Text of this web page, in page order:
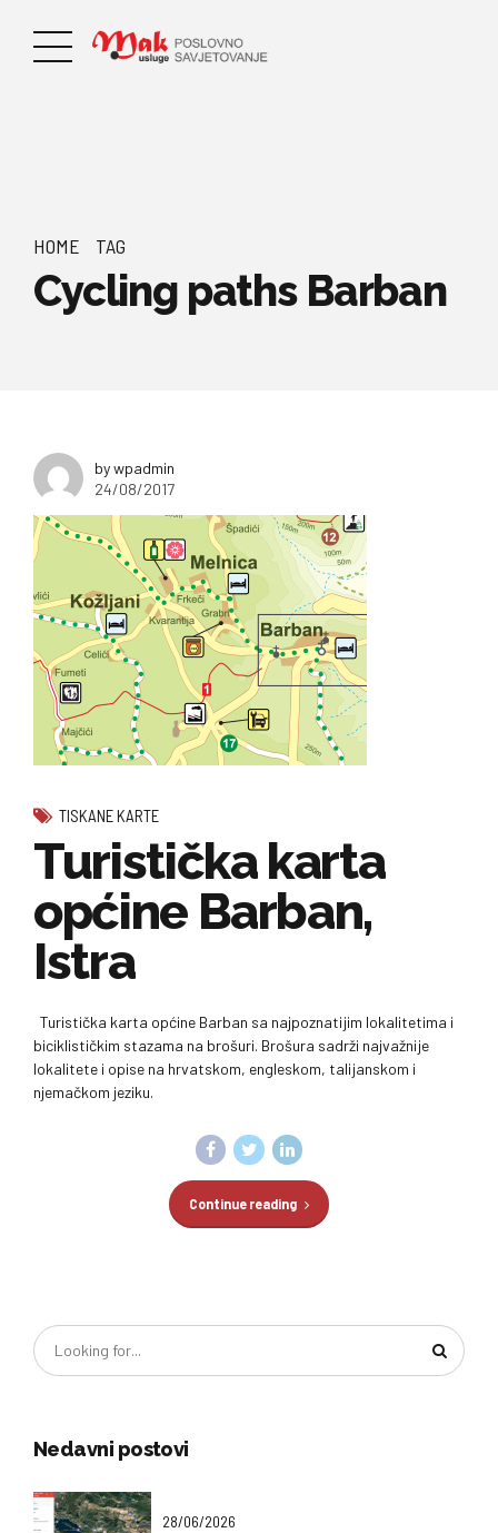
HOME TAG
Cycling paths Barban
by wpadmin
24/08/2017
TISKANE KARTE
Turistička karta
općine Barban,
Istra
Turistička karta općine Barban sa najpoznatijim lokalitetima i
biciklističkim stazama na brošuri. Brošura sadrži najvažnije
lokalitete i opise na hrvatskom, engleskom, talijanskom i
njemačkom jeziku.
Continue reading
Nedavni postovi
28/06/2026